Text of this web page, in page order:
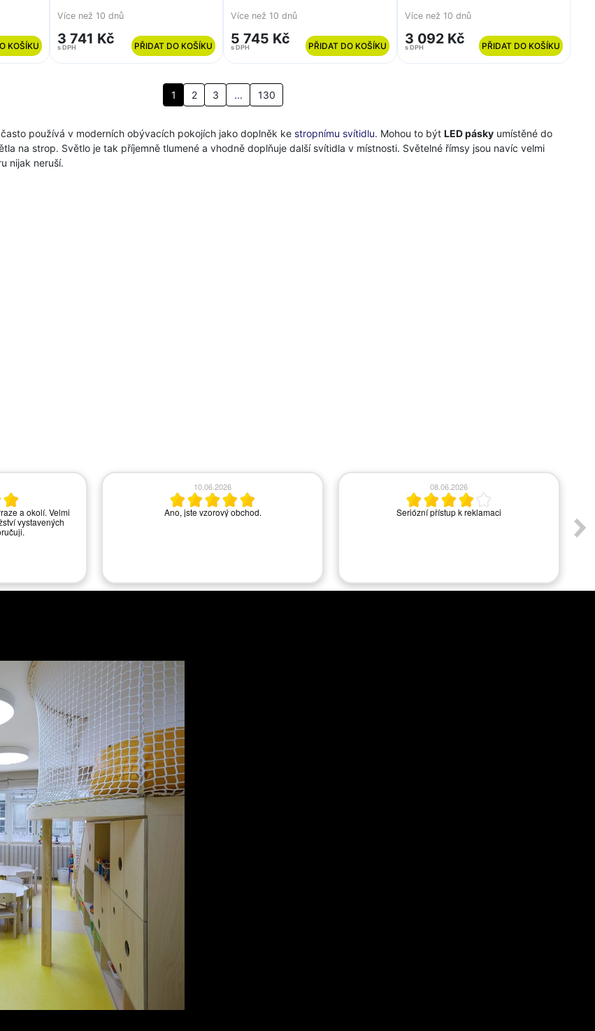
KOŠÍKU
Více než 10 dnů
3 741 Kč
s DPH PŘIDAT DO KOŠÍKU
Více než 10 dnů
5 745 Kč
s DPH PŘIDAT DO KOŠÍKU
Více než 10 dnů
3 092 Kč
s DPH PŘIDAT DO KOŠÍKU
1 2 3 ... 130
používá v moderních obývacích pokojích jako doplněk ke stropnímu svítidlu. Mohou to být LED pásky umístěné do
na strop. Světlo je tak příjemně tlumené a vhodně doplňuje další svítidla v místnosti. Světelné římsy jsou navíc velmi
nijak neruší.
a okolí. Velmi
vystavených
10.06.2026
Ano, jste vzorový obchod.
08.06.2026
Seriózní přístup k reklamaci